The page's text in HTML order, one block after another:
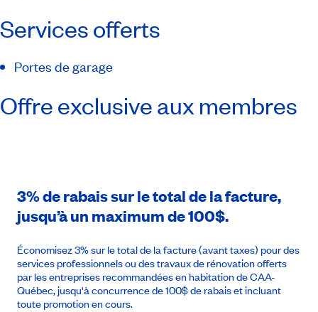
Services offerts
Portes de garage
Offre exclusive aux membres
3% de rabais sur le total de la facture,
jusqu’à un maximum de 100$.
Économisez 3% sur le total de la facture (avant taxes) pour des
services professionnels ou des travaux de rénovation offerts
par les entreprises recommandées en habitation de CAA-
Québec, jusqu'à concurrence de 100$ de rabais et incluant
toute promotion en cours.